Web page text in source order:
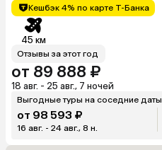
Кешбэк 4% по карте Т-Банка
45 км
Отзывы за этот год
от 89 888 ₽
18 авг. - 25 авг., 7 ночей
Выгодные туры на соседние даты
от 98 593 ₽
16 авг. - 24 авг., 8 н.